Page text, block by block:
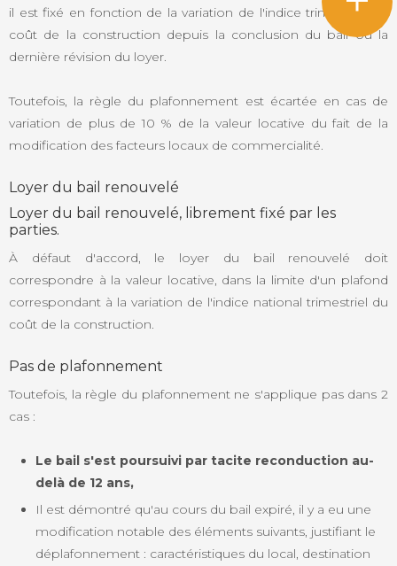
il est fixé en fonction de la variation de l'indice trimestriel du
coût de la construction depuis la conclusion du bail ou la
dernière révision du loyer.
Toutefois, la règle du plafonnement est écartée en cas de
variation de plus de 10 % de la valeur locative du fait de la
modification des facteurs locaux de commercialité.
Loyer du bail renouvelé
Loyer du bail renouvelé, librement fixé par les
parties.
À défaut d'accord, le loyer du bail renouvelé doit
correspondre à la valeur locative, dans la limite d'un plafond
correspondant à la variation de l'indice national trimestriel du
coût de la construction.
Pas de plafonnement
Toutefois, la règle du plafonnement ne s'applique pas dans 2
cas :
Le bail s'est poursuivi par tacite reconduction au-
delà de 12 ans,
Il est démontré qu'au cours du bail expiré, il y a eu une
modification notable des éléments suivants, justifiant le
déplafonnement : caractéristiques du local, destination